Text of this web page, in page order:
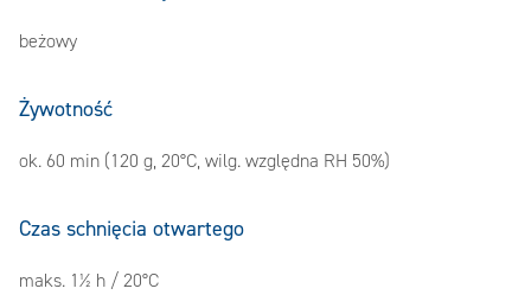
beżowy
Żywotność
ok. 60 min (120 g, 20°C, wilg. względna RH 50%)
Czas schnięcia otwartego
maks. 1½ h / 20°C